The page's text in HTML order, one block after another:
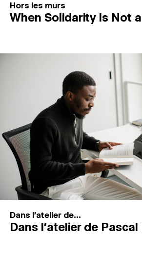
Hors les murs
When Solidarity Is Not
Dans l'atelier de...
Dans l’atelier de